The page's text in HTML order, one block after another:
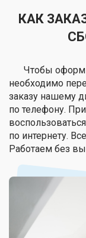
КАК
Чтобы
необходимо
заказу нашему
по телефону.
по интернету.
Работаем без